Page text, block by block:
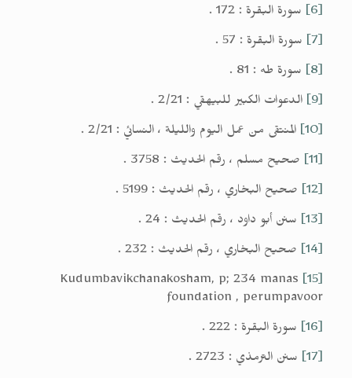
[6]
سورة البقرة : 172 .
[7]
سورة البقرة : 57 .
[8]
سورة طه : 81 .
[9]
الدعوات الكبير للبيهقي : 2/21 .
[10]
المنتقى من عمل اليوم والليلة ، النسائي : 2/21 .
[11]
صحيح مسلم ، رقم الحديث : 3758 .
[12]
صحيح البخاري ، رقم الحديث : 5199 .
[13]
سنن أبو داود ، رقم الحديث : 24 .
[14]
صحيح البخاري ، رقم الحديث : 232 .
[15]
Kudumbavikchanakosham, p; 234 manas
foundation , perumpavoor
[16]
سورة البقرة : 222 .
[17]
سنن الترمذي : 2723 .